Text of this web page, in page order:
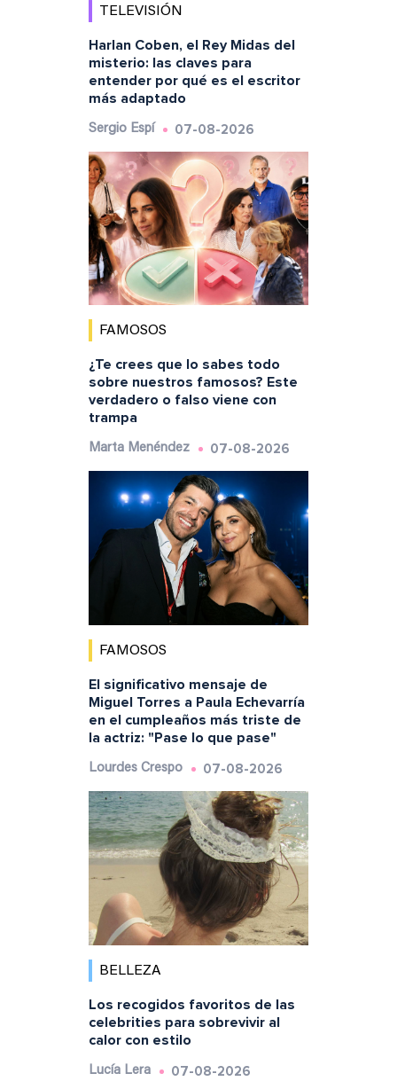
TELEVISIÓN
Harlan Coben, el Rey Midas del
misterio: las claves para
entender por qué es el escritor
más adaptado
Sergio Espí 07-08-2026
FAMOSOS
¿Te crees que lo sabes todo
sobre nuestros famosos? Este
verdadero o falso viene con
trampa
Marta Menéndez 07-08-2026
FAMOSOS
El significativo mensaje de
Miguel Torres a Paula Echevarría
en el cumpleaños más triste de
la actriz: "Pase lo que pase"
Lourdes Crespo 07-08-2026
BELLEZA
Los recogidos favoritos de las
celebrities para sobrevivir al
calor con estilo
Lucía Lera 07-08-2026